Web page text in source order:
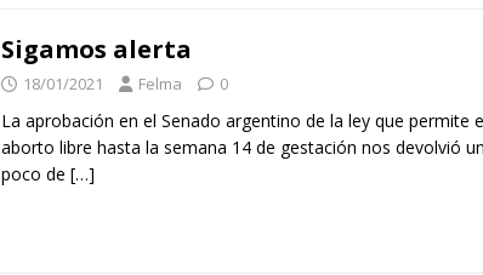
Sigamos alerta
18/01/2021 Felma 0
La aprobación en el Senado argentino de la ley que permite
aborto libre hasta la semana 14 de gestación nos devolvió un
poco de […]